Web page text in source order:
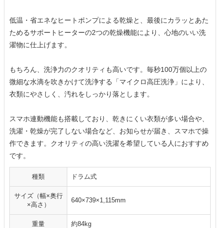
低温・省エネなヒートポンプによる乾燥と、最後にカラッとあた
ためるサポートヒーターの2つの乾燥機能により、心地のいい洗
濯物に仕上げます。
もちろん、洗浄力のクオリティも高いです。毎秒100万個以上の
微細な水滴を吹きかけて洗浄する「マイクロ高圧洗浄」により、
衣類にやさしく、汚れをしっかり落とします。
スマホ連動機能も搭載しており、乾きにくい衣類が多い場合や、
洗濯・乾燥が完了しない場合など、お知らせが届き、スマホで操
作できます。クオリティの高い洗濯を希望している人におすすめ
です。
種類 ドラム式
サイズ（幅×奥行
×高さ）
640×739×1,115mm
重量 約84kg